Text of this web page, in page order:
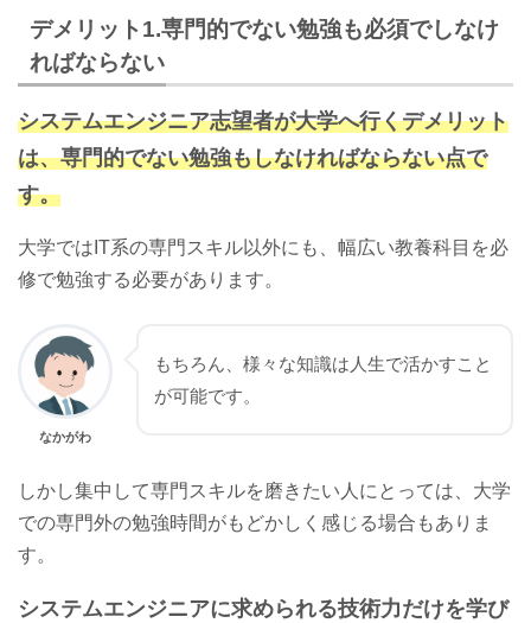
デメリット1.専門的でない勉強も必須でしなけ
ればならない
システムエンジニア志望者が大学へ行くデメリット
は、専門的でない勉強もしなければならない点で
す。
大学ではIT系の専門スキル以外にも、幅広い教養科目を必
修で勉強する必要があります。
なかがわ
もちろん、様々な知識は人生で活かすこと
が可能です。
しかし集中して専門スキルを磨きたい人にとっては、大学
での専門外の勉強時間がもどかしく感じる場合もありま
す。
システムエンジニアに求められる技術力だけを学び